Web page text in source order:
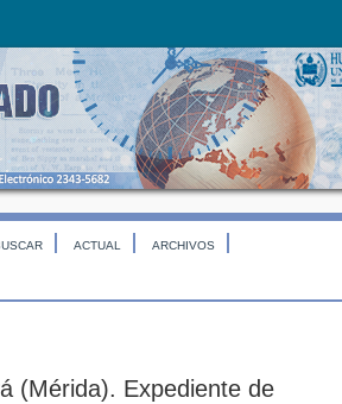
ACTUAL ARCHIVOS
(Mérida). Expediente de